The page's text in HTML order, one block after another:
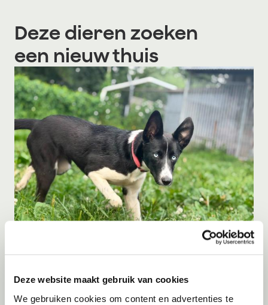
Deze website maakt gebruik van cookies
We gebruiken cookies om content en advertenties te
Deze dieren zoeken
een nieuw thuis